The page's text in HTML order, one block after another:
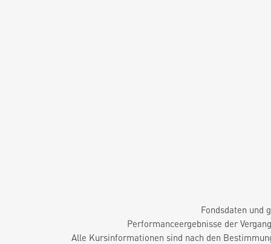
Fondsdaten und
Performanceergebnisse der
Alle Kursinformationen sind nach den